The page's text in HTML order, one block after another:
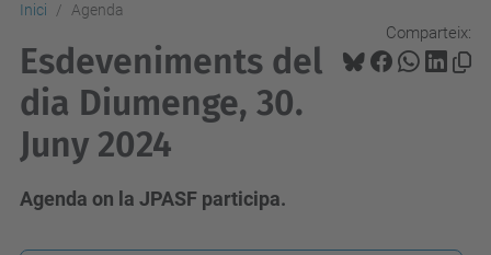
Inici Agenda
Comparteix:
Esdeveniments del
dia Diumenge, 30.
Juny 2024
Agenda on la JPASF participa.